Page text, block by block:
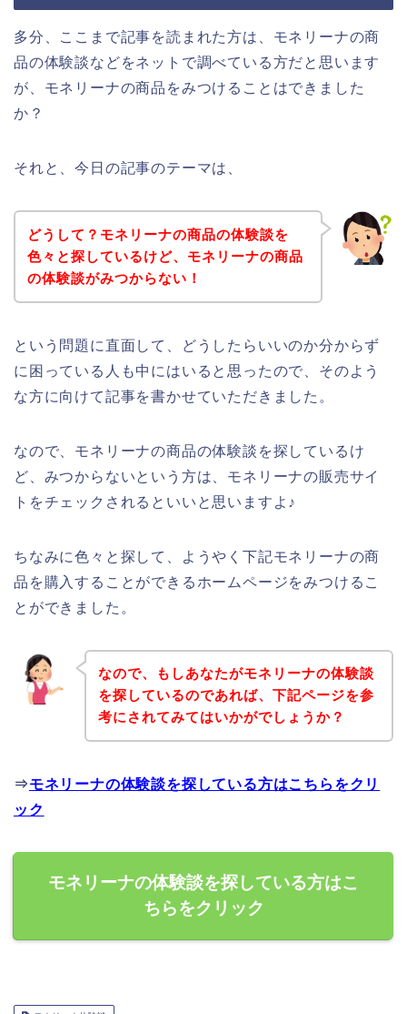
多分、ここまで記事を読まれた方は、モネリーナの商
品の体験談などをネットで調べている方だと思います
が、モネリーナの商品をみつけることはできました
か？
それと、今日の記事のテーマは、
どうして？モネリーナの商品の体験談を
色々と探しているけど、モネリーナの商品
の体験談がみつからない！
という問題に直面して、どうしたらいいのか分からず
に困っている人も中にはいると思ったので、そのよう
な方に向けて記事を書かせていただきました。
なので、モネリーナの商品の体験談を探しているけ
ど、みつからないという方は、モネリーナの販売サイ
トをチェックされるといいと思いますよ♪
ちなみに色々と探して、ようやく下記モネリーナの商
品を購入することができるホームページをみつけるこ
とができました。
なので、もしあなたがモネリーナの体験談
を探しているのであれば、下記ページを参
考にされてみてはいかがでしょうか？
⇒モネリーナの体験談を探している方はこちらをクリ
ック
モネリーナの体験談を探している方はこ
ちらをクリック